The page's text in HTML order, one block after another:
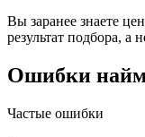
Вы заранее знаете
результат подбора, а
Ошибки
Частые ошибки